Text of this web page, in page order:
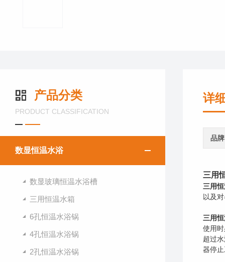
产品分类
PRODUCT CLASSIFICATION
数显恒温水浴
数显玻璃恒温水浴槽
三用恒温水箱
6孔恒温水浴锅
4孔恒温水浴锅
2孔恒温水浴锅
详
品牌
三用
三用
以及
三用
使用
超过
器停